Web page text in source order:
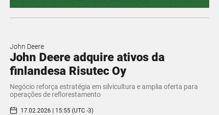
John Deere
John Deere adquire ativos da
finlandesa Risutec Oy
Negócio reforça estratégia em silvicultura e amplia oferta para
operações de reflorestamento
17.02.2026 | 15:55 (UTC -3)